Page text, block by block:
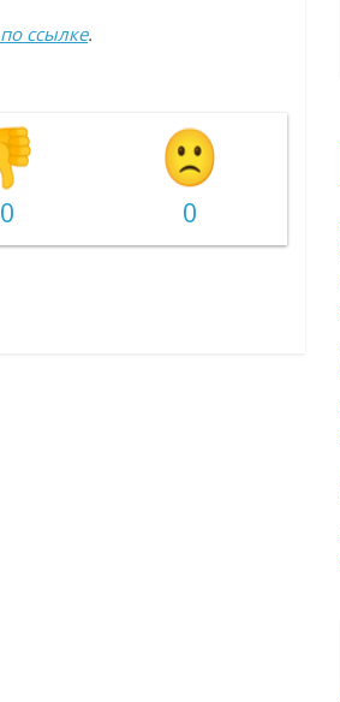
по ссылке.
0 0